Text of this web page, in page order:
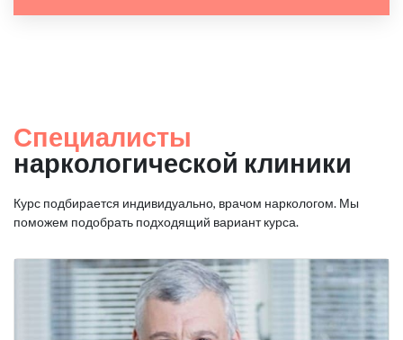
Специалисты
наркологической клиники
Курс подбирается индивидуально, врачом наркологом. Мы
поможем подобрать подходящий вариант курса.